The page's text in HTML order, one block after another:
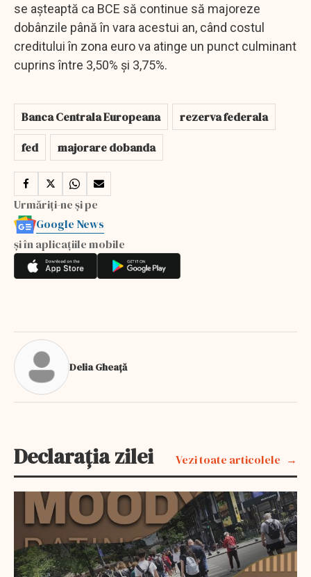
se aşteaptă ca BCE să continue să majoreze
dobânzile până în vara acestui an, când costul
creditului în zona euro va atinge un punct culminant
cuprins între 3,50% şi 3,75%.
Banca Centrala Europeana
rezerva federala
fed
majorare dobanda
Urmăriți-ne și pe
Google News
și în aplicațiile mobile
Delia Gheață
Declarația zilei Vezi toate articolele